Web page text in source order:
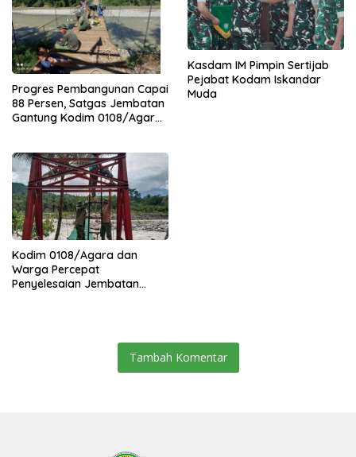
Progres Pembangunan Capai
88 Persen, Satgas Jembatan
Gantung Kodim 0108/Agara
Kasdam IM Pimpin Sertijab
Pejabat Kodam Iskandar
Muda
Kodim 0108/Agara dan
Warga Percepat
Penyelesaian Jembatan
Tambah Komentar